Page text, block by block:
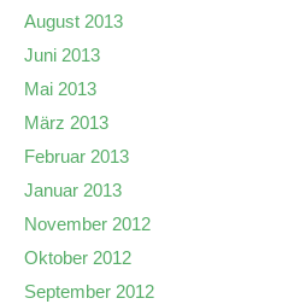
August 2013
Juni 2013
Mai 2013
März 2013
Februar 2013
Januar 2013
November 2012
Oktober 2012
September 2012